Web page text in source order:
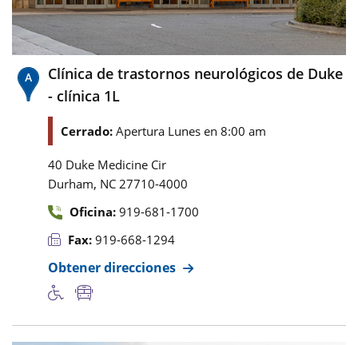
Clínica de trastornos neurológicos de Duke
- clínica 1L
Cerrado: Apertura Lunes en 8:00 am
40 Duke Medicine Cir
Durham, NC 27710-4000
Oficina: 919-681-1700
Fax: 919-668-1294
Obtener direcciones